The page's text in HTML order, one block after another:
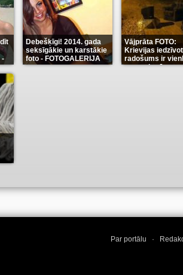
-
Debešķīgi! 2014. gada
seksīgākie un karstākie
foto - FOTOGALERIJA
(9)
Vājprāta FOTO:
Krievijas
radošums ir
neaprakstāms
Par portālu ·